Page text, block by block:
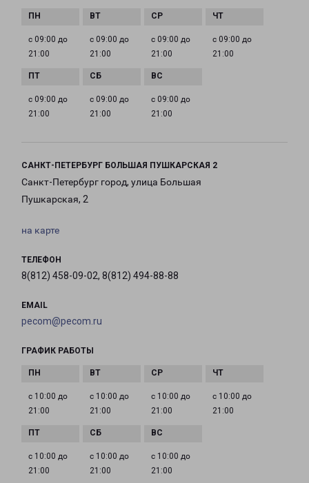
с 09:00 до
21:00
с 09:00 до
21:00
с 09:00 до
21:00
с 09:00 до
21:00
с 09:00 до
21:00
с 09:00 до
21:00
с 09:00 до
21:00
САНКТ-ПЕТЕРБУРГ БОЛЬШАЯ ПУШКАРСКАЯ 2
Санкт-Петербург город, улица Большая
Пушкарская, 2
на карте
ТЕЛЕФОН
8(812) 458-09-02, 8(812) 494-88-88
EMAIL
pecom@pecom.ru
ГРАФИК РАБОТЫ
с 10:00 до
21:00
с 10:00 до
21:00
с 10:00 до
21:00
с 10:00 до
21:00
с 10:00 до
21:00
с 10:00 до
21:00
с 10:00 до
21:00